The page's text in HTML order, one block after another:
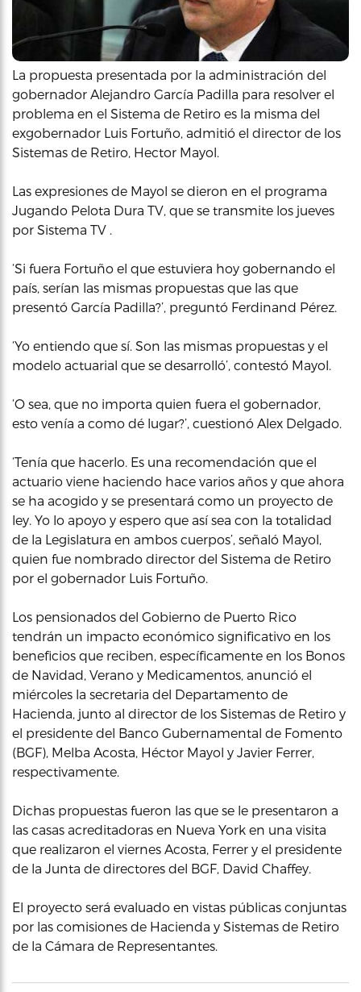
La propuesta presentada por la administración del
gobernador Alejandro García Padilla para resolver el
problema en el Sistema de Retiro es la misma del
exgobernador Luis Fortuño, admitió el director de los
Sistemas de Retiro, Hector Mayol.
Las expresiones de Mayol se dieron en el programa
Jugando Pelota Dura TV, que se transmite los jueves
por Sistema TV .
‘Si fuera Fortuño el que estuviera hoy gobernando el
país, serían las mismas propuestas que las que
presentó García Padilla?’, preguntó Ferdinand Pérez.
‘Yo entiendo que sí. Son las mismas propuestas y el
modelo actuarial que se desarrolló’, contestó Mayol.
‘O sea, que no importa quien fuera el gobernador,
esto venía a como dé lugar?’, cuestionó Alex Delgado.
‘Tenía que hacerlo. Es una recomendación que el
actuario viene haciendo hace varios años y que ahora
se ha acogido y se presentará como un proyecto de
ley. Yo lo apoyo y espero que así sea con la totalidad
de la Legislatura en ambos cuerpos’, señaló Mayol,
quien fue nombrado director del Sistema de Retiro
por el gobernador Luis Fortuño.
Los pensionados del Gobierno de Puerto Rico
tendrán un impacto económico significativo en los
beneficios que reciben, específicamente en los Bonos
de Navidad, Verano y Medicamentos, anunció el
miércoles la secretaria del Departamento de
Hacienda, junto al director de los Sistemas de Retiro y
el presidente del Banco Gubernamental de Fomento
(BGF), Melba Acosta, Héctor Mayol y Javier Ferrer,
respectivamente.
Dichas propuestas fueron las que se le presentaron a
las casas acreditadoras en Nueva York en una visita
que realizaron el viernes Acosta, Ferrer y el presidente
de la Junta de directores del BGF, David Chaffey.
El proyecto será evaluado en vistas públicas conjuntas
por las comisiones de Hacienda y Sistemas de Retiro
de la Cámara de Representantes.